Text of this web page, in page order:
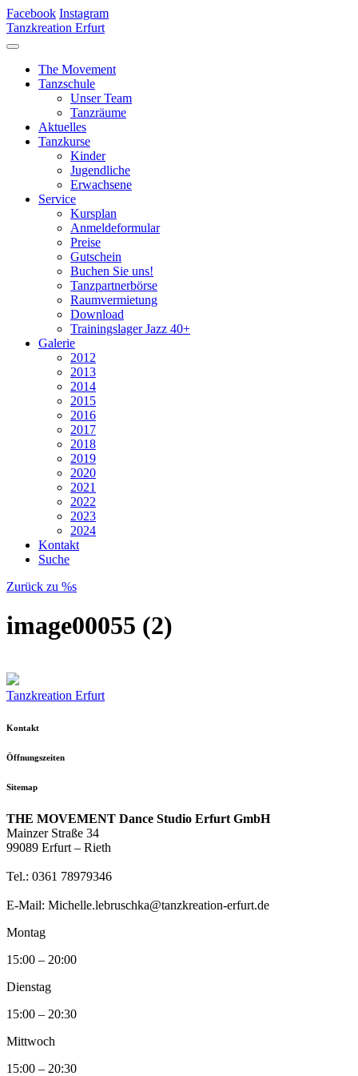
Facebook Instagram
Tanzkreation Erfurt
The Movement
Tanzschule
Unser Team
Tanzräume
Aktuelles
Tanzkurse
Kinder
Jugendliche
Erwachsene
Service
Kursplan
Anmeldeformular
Preise
Gutschein
Buchen Sie uns!
Tanzpartnerbörse
Raumvermietung
Download
Trainingslager Jazz 40+
Galerie
2012
2013
2014
2015
2016
2017
2018
2019
2020
2021
2022
2023
2024
Kontakt
Suche
Zurück zu %s
image00055 (2)
Tanzkreation Erfurt
Kontakt
Öffnungszeiten
Sitemap
THE MOVEMENT Dance Studio Erfurt GmbH
Mainzer Straße 34
99089 Erfurt – Rieth
Tel.: 0361 78979346
E-Mail: Michelle.lebruschka@tanzkreation-erfurt.de
Montag
15:00 – 20:00
Dienstag
15:00 – 20:30
Mittwoch
15:00 – 20:30